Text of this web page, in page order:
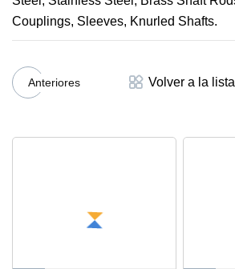
Anteriores Volver a la lista